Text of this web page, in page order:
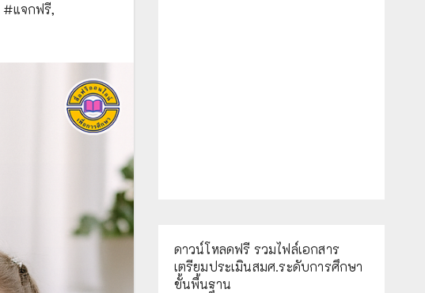
#แจกฟรี,
ดาวน์โหลดฟรี รวมไฟล์เอกสาร
เตรียมประเมินสมศ.ระดับการศึกษา
ขั้นพื้นฐาน